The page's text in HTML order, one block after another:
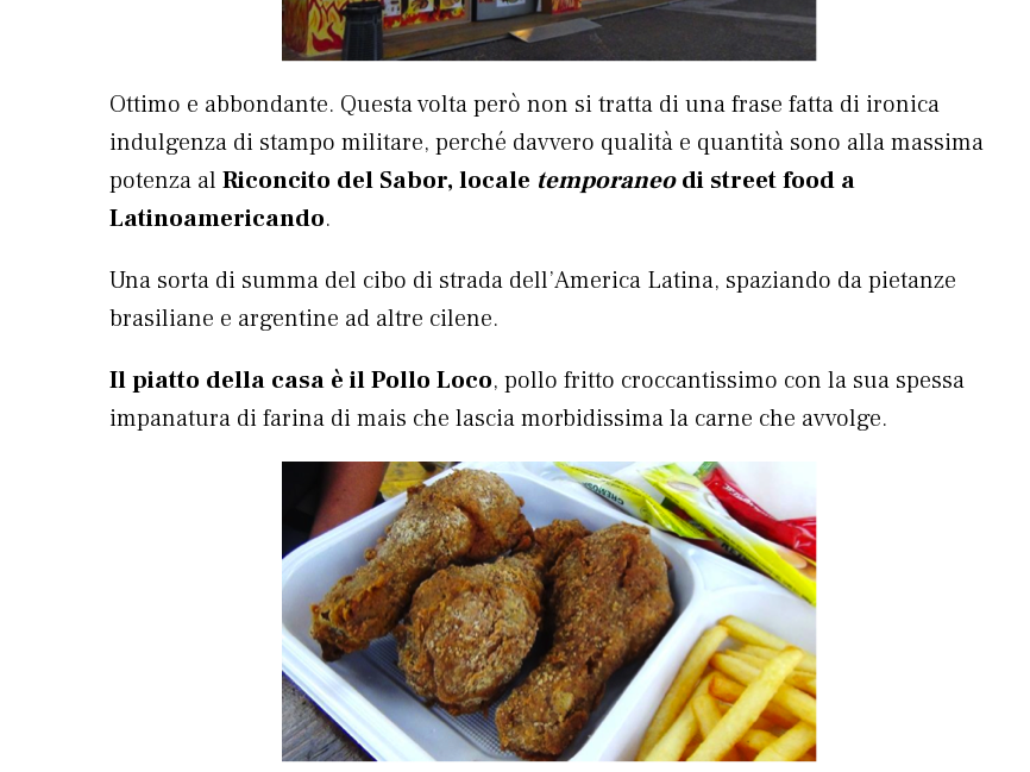
Ottimo e abbondante. Questa volta però non si tratta di una frase fatta di ironica
indulgenza di stampo militare, perché davvero qualità e quantità sono alla massima
potenza al Riconcito del Sabor, locale temporaneodi street food a
Latinoamericando.
Una sorta di summa del cibo di strada dell’America Latina, spaziando da pietanze
brasiliane e argentine ad altre cilene.
Il piatto della casa è il Pollo Loco, pollo fritto croccantissimo con la sua spessa
impanatura di farina di mais che lascia morbidissima la carne che avvolge.